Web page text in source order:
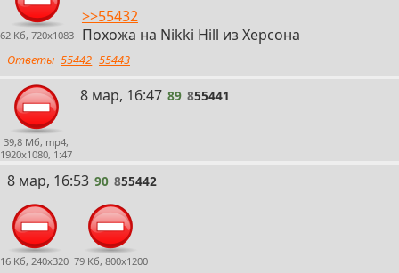
62 Кб, 720x1083
>>55432
Похожа на Nikki Hill из Херсона
Ответы 55442 55443
39,8 Мб, mp4,
1920x1080, 1:47
89
8 мар, 16:47 89 855441
90
8 мар, 16:53 90 855442
16 Кб, 240x320 79 Кб, 800x1200